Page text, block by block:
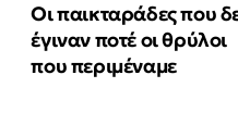
Οι παικταράδες που
έγιναν ποτέ οι θρύλοι
που περιμέναμε